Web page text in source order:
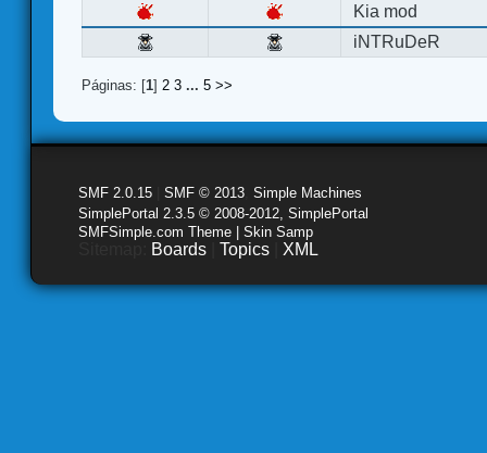
Kia mod
iNTRuDeR
Páginas: [1] 2 3 ... 5 >>
SMF 2.0.15 SMF © 2013 Simple Machines
SimplePortal 2.3.5 © 2008-2012, SimplePortal
SMFSimple.com Theme | Skin Samp
Boards Topics XML